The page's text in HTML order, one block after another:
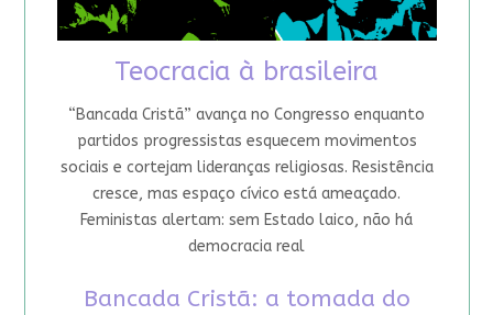
Teocracia à brasileira
“Bancada Cristã” avança no Congresso enquanto
partidos progressistas esquecem movimentos
sociais e cortejam lideranças religiosas. Resistência
cresce, mas espaço cívico está ameaçado.
Feministas alertam: sem Estado laico, não há
democracia real
Bancada Cristã: a tomada do